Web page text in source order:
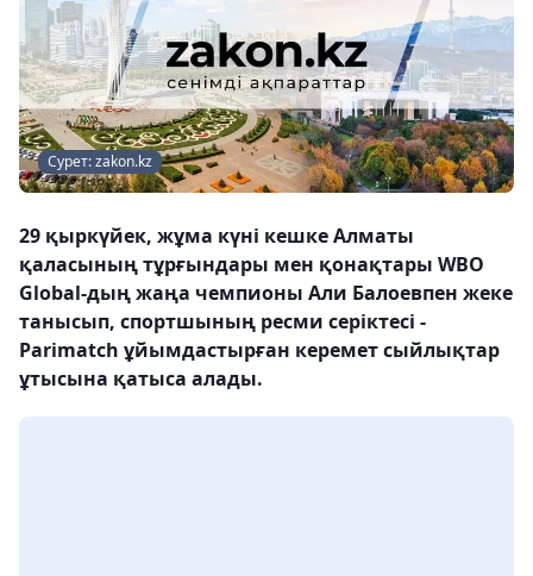
Сурет: zakon.kz
29 қыркүйек, жұма күні кешке Алматы
қаласының тұрғындары мен қонақтары WBO
Global-дың жаңа чемпионы Али Балоевпен жеке
танысып, спортшының ресми серіктесі -
Parimatch ұйымдастырған керемет сыйлықтар
ұтысына қатыса алады.